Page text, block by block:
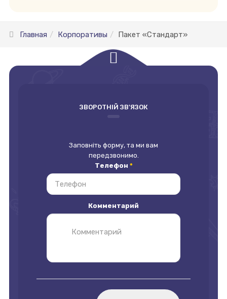
Главная Корпоративы Пакет «Стандарт»
ЗВОРОТНІЙ ЗВ'ЯЗОК
Заповніть форму, та ми вам
передзвонимо.
Телефон *
Комментарий